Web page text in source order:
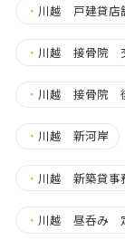
・ 川越 戸建貸店
・ 川越 接骨院
・ 川越 接骨院
・ 川越 新河岸
・ 川越 新築貸事
・ 川越 昼呑み